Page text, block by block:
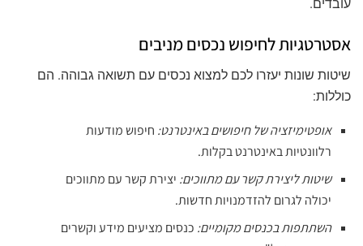
עובדים.
אסטרטגיות לחיפוש נכסים מניבים
שיטות שונות יעזרו לכם למצוא נכסים עם תשואה גבוהה. הם
כוללות:
אופטימיזציה של חיפושים באינטרנט: חיפוש מודעות
רלוונטיות באינטרנט בקלות.
שיטות ליצירת קשר עם מתווכים: יצירת קשר עם מתווכים
יכולה לגרום להזדמנויות חדשות.
השתתפות בכנסים מקומיים: כנסים מציעים מידע וקשרים